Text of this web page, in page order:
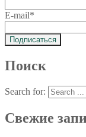
E-mail*
Поиск
Search for:
Свежие